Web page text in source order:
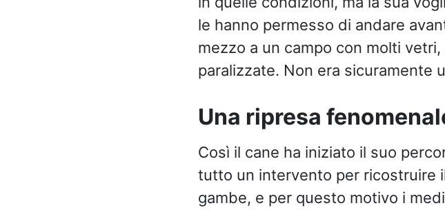
le hanno permesso di andare
mezzo a un campo con molti
paralizzate. Non era sicuramente
Una ripresa
Così il cane ha iniziato il suo
tutto un intervento per ricostruire
gambe, e per questo motivo i